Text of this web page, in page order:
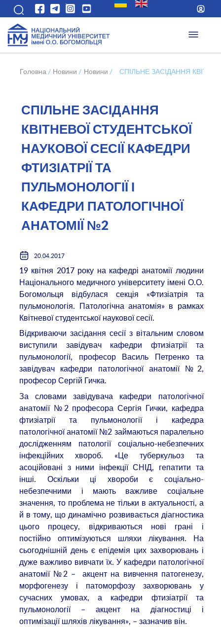
Головна / Новини / Новини / СПІЛЬНЕ ЗАСІДАННЯ
СПІЛЬНЕ ЗАСІДАННЯ
КВІТНЕВОЇ СТУДЕНТСЬКОЇ
НАУКОВОЇ СЕСІЇ КАФЕДРИ
ФТИЗІАТРІЇ ТА
ПУЛЬМОНОЛОГІЇ І
КАФЕДРИ ПАТОЛОГІЧНОЇ
АНАТОМІЇ №2
20.04.2017
19 квітня 2017 року на кафедрі анатомії людини
Національного медичного університету імені О.О.
Богомольця відбулася секція «Фтизіатрія та
пульмонологія. Патологічна анатомія» в рамках
Квітневої студентської наукової сесії.
Відкриваючи засідання сесії з вітальним словом
виступили завідувач кафедри фтизіатрії та
пульмонології, професор Василь Петренко та
завідувач кафедри патологічної анатомії №2,
професор Сергій Гичка.
За словами завідувача кафедри патологічної
анатомії №2 професора Сергія Гички, кафедра
фтизіатрії та пульмонології і кафедра
патологічної анатомії №2 займаються паралельно
дослідженням патології соціально-небезпечних
інфекційних хвороб. «Це туберкульоз та
асоційовані з ними інфекції СНІД, гепатити та
інші. Оскільки ці хвороби є соціально-
небезпечними і мають важливе соціальне
значення, то проблема не тільки в актуальності, а
й в тому, що динамічно розвивається діагностика
цього процесу, відкриваються нові грані і
постійно оптимізуються шляхи лікування. На
сьогоднішній день є епідемія цих захворювань і
дуже важливо вивчати їх. У кафедри патологічної
анатомії №2 – акцент на вивчення патогенезу,
морфогенезу і патоморфозу захворювань у
сучасних умовах, а кафедри фтизіатрії та
пульмонології – акцент на діагностиці і
оптимізації шляхів лікування», – зазначив він.